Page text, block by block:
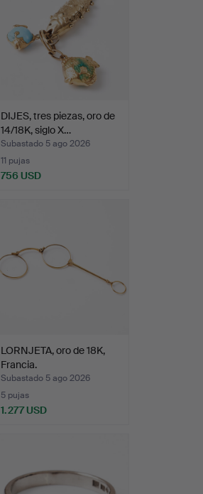
DIJES, tres piezas, oro de
14/18K, siglo X…
Subastado 5 ago 2026
11 pujas
756 USD
LORNJETA, oro de 18K,
Francia.
Subastado 5 ago 2026
5 pujas
1.277 USD